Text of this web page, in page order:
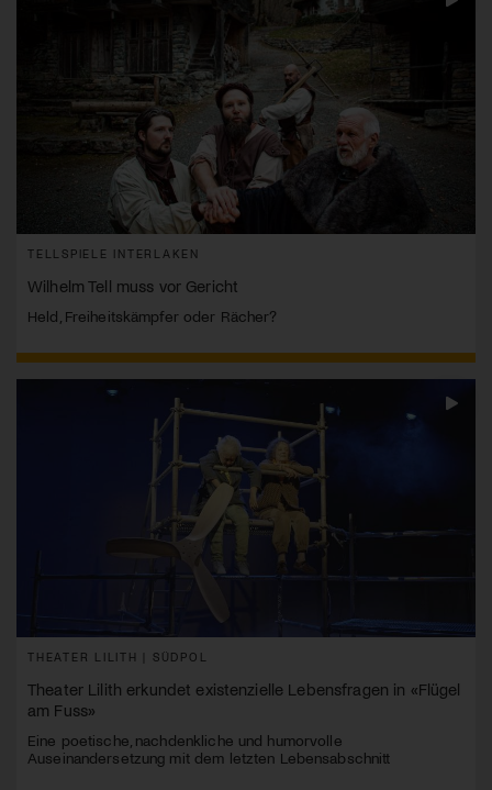
TELLSPIELE INTERLAKEN
Wilhelm Tell muss vor Gericht
Held, Freiheitskämpfer oder Rächer?
THEATER LILITH | SÜDPOL
Theater Lilith erkundet existenzielle Lebensfragen in «Flügel
am Fuss»
Eine poetische, nachdenkliche und humorvolle
Auseinandersetzung mit dem letzten Lebensabschnitt